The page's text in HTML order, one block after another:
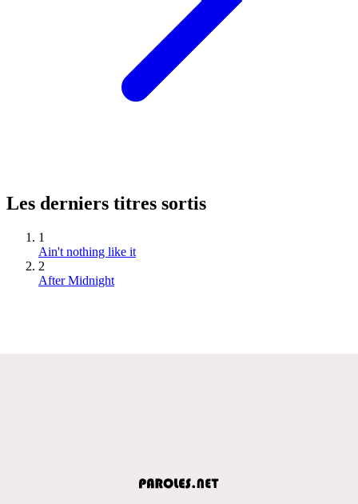
Les derniers titres sortis
1
Ain't nothing like it
2
After Midnight